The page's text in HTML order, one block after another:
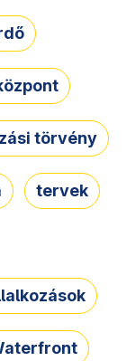
törvény
tervek